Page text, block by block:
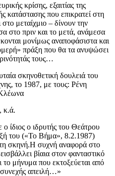
κρίσης, εξαιτίας της
κατάστασης που επικρατεί στη
μεταίχμιο – δίνουν την
στο πριν και το μετά, ανάμεσα
μονίμως αναποφάσιστα και
πράξη που θα τα ανυψώσει
τους…
σκηνοθετική δουλειά του
το 1987, με τους: Ρένη
κ.ά.
ίδιος ο ιδρυτής του Θεάτρου
του («Το Βήμα», 8.2.1987)
σκηνή.H συχνή αναφορά στο
βίαια στον φανταστικό
μήνυμα που εκτοξεύεται από
συνεχής απειλή…»